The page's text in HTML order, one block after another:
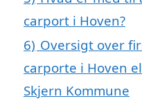
carport i Hoven?
6) Oversigt over
carporte i Hoven
Skjern Kommune